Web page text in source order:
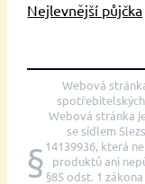
Nejlevnější půjčka
§
Webová
Webová stránka
se sídlem
14139936, která
produktů ani
§85 odst. 1